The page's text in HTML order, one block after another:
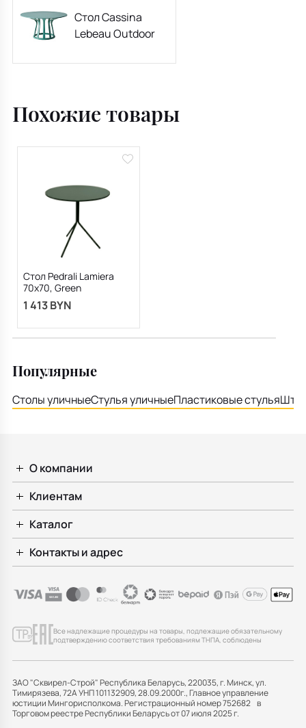
Стол Cassina
Lebeau Outdoor
Похожие товары
Стол Pedrali Lamiera
70х70, Green
1 413 BYN
Популярные
Столы уличныеСтулья уличныеПластиковые стулья
О компании
Клиентам
Каталог
Контакты и адрес
Все надлежащие процедуры на товары, подлежащие обязательному
подтверждению соответствия требованиям ТНПА, соблюдены
ЗАО "Сквирел-Строй" Республика Беларусь, 220035, г. Минск, ул.
Тимирязева, 72А УНП 101132909, 28.09.2000г., Главное управление
юстиции Мингорисполкома. Регистрационный номер 752682 в
Торговом реестре Республики Беларусь от 07 июля 2025 г.